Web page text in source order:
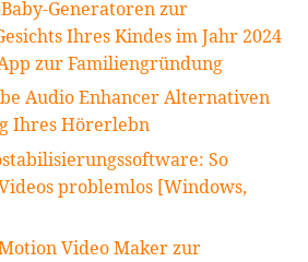
Generatoren zur
Ihres Kindes im Jahr 2024
zur Familiengründung
Audio Enhancer Alternativen
Ihres Hörerlebn
So
problemlos [Windows,
Video Maker zur